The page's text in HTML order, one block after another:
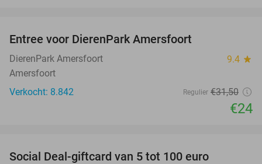
Entree voor DierenPark Amersfoort
DierenPark Amersfoort 9.4 star
Amersfoort
Verkocht: 8.842
Regulier €31,50
€24
Social Deal-giftcard van 5 tot 100 euro